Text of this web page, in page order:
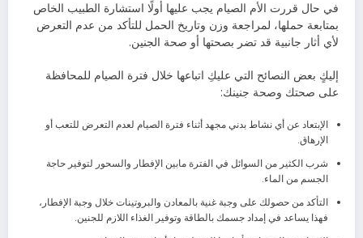
في حال قررت الأم الصيام يجب عليها أولًا استشارة الطبيب الخاص
بمتابعة حملها، لمراجعة وزن وتاريخ الحمل للتأكد من عدم التعرض
لأي أثار جانبية قد تضر بصحتها أو صحة الجنين.
إليكٍ بعض النصائح التي عليكِ اتباعها خلال فترة الصيام للمحافظة
على صحتك وصحة جنينك:
الإبتعاد عن أي نشاط بدني مجهد أثناء فترة الصيام لعدم التعرض للتعب أو
الإرهاق.
شرب الكثير من السوائل في الفترة مابين الإفطار والسحور لتوفير حاجة
الجسم من الماء.
التأكد من حصولك على وجبة غنية بالمعادن والبروتينات خلال وجبة الإفطار،
فهذا يساعد في إمداد جسمك بالطاقة وتوفير الغذاء اللازم للجنين.